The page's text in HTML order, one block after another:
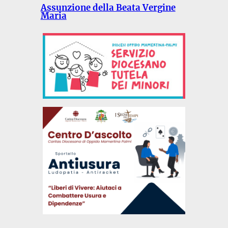
Assunzione della Beata Vergine
Maria